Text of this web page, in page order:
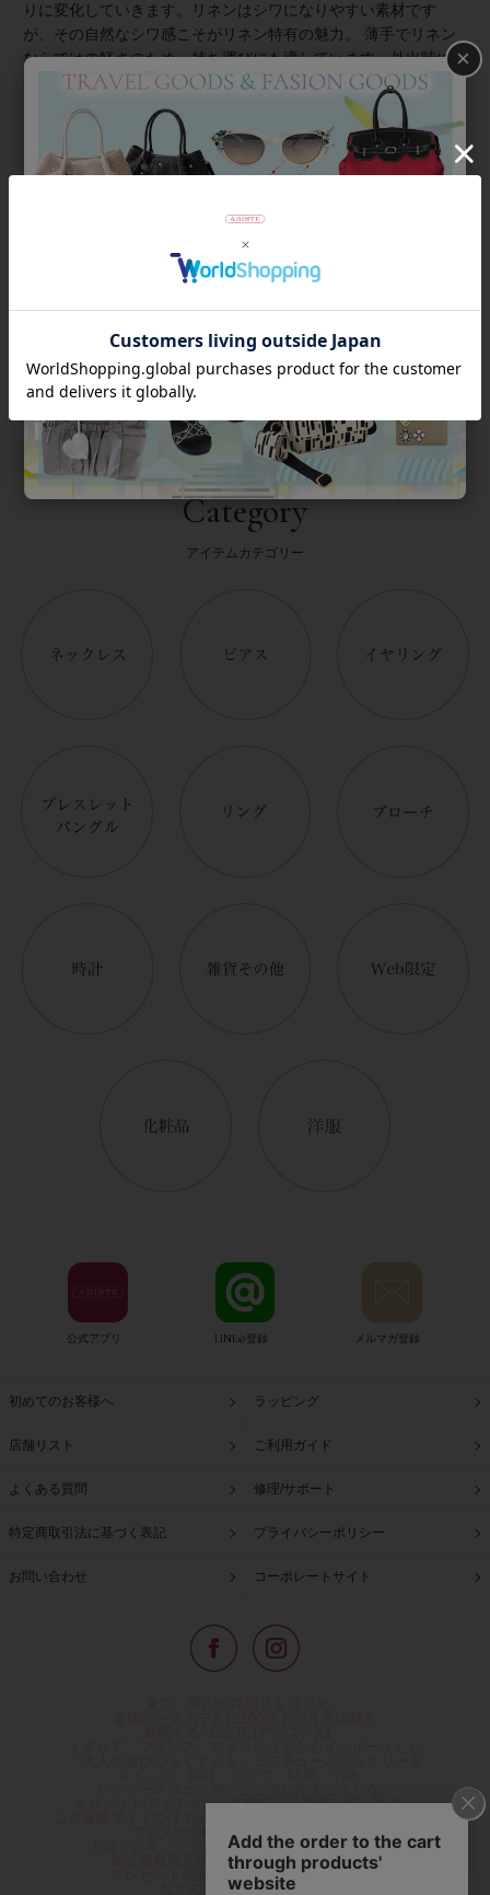
りに変化していきます。リネンはシワになりやすい素材です
が、その自然なシワ感こそがリネン特有の魅力。 薄手でリネン
ならではの軽さのため、持ち運びにも適しています。外出時に
小さく畳んでバッグに入れて持ち運ぶことも可能。屋内外の温
度差が激しい季節には、バッグからさっと取り出して肩に羽織
るだけで、冷えや日差しをガードできます。
返品について
Category
アイテムカテゴリー
公式アプリ LINE@登録 メルマガ登録
初めてのお客様へ ラッピング
店舗リスト ご利用ガイド
よくある質問 修理/サポート
特定商取引法に基づく表記 プライバシーポリシー
お問い合わせ コーポレートサイト
オリジナルアイテムなどを幅広くご用意しています。
アビステの幅広い商品を取り揃え、
人気ランキングやテレビなどメディア着用商品、
雑誌掲載商品情報を紹介するコンテンツ、
プレゼント包装無料や独自のポイント還元
などのサービスをご提供。
×